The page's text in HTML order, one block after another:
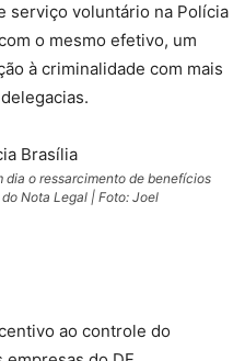
serviço voluntário na Polícia
o mesmo efetivo, um
à criminalidade com mais
dia o ressarcimento de benefícios
Nota Legal | Foto: Joel
ao controle do